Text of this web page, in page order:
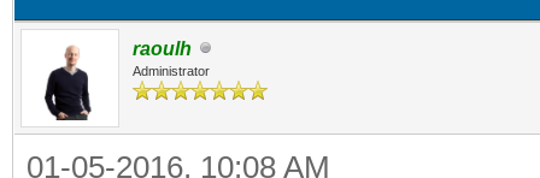
raoulh
Administrator
01-05-2016, 10:08 AM